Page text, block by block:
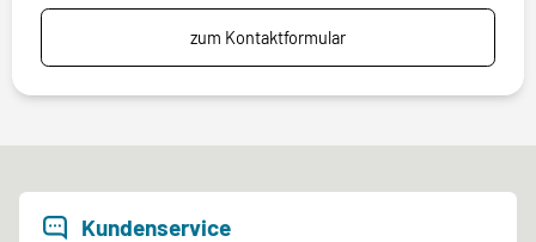
zum Kontaktformular
Kundenservice